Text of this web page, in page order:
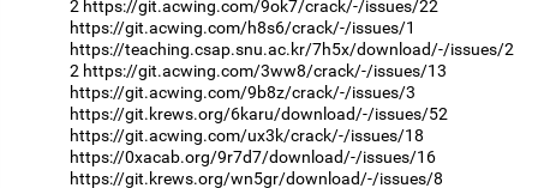
2 https://git.acwing.com/9ok7/crack/-/issues/22
https://git.acwing.com/h8s6/crack/-/issues/1
https://teaching.csap.snu.ac.kr/7h5x/download/-/issues/2
2 https://git.acwing.com/3ww8/crack/-/issues/13
https://git.acwing.com/9b8z/crack/-/issues/3
https://git.krews.org/6karu/download/-/issues/52
https://git.acwing.com/ux3k/crack/-/issues/18
https://0xacab.org/9r7d7/download/-/issues/16
https://git.krews.org/wn5gr/download/-/issues/8